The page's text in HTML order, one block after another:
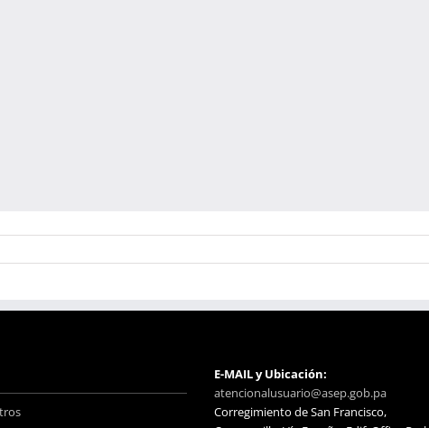
E-MAIL y Ubicación:
atencionalusuario@asep.gob.pa
Corregimiento de San Francisco,